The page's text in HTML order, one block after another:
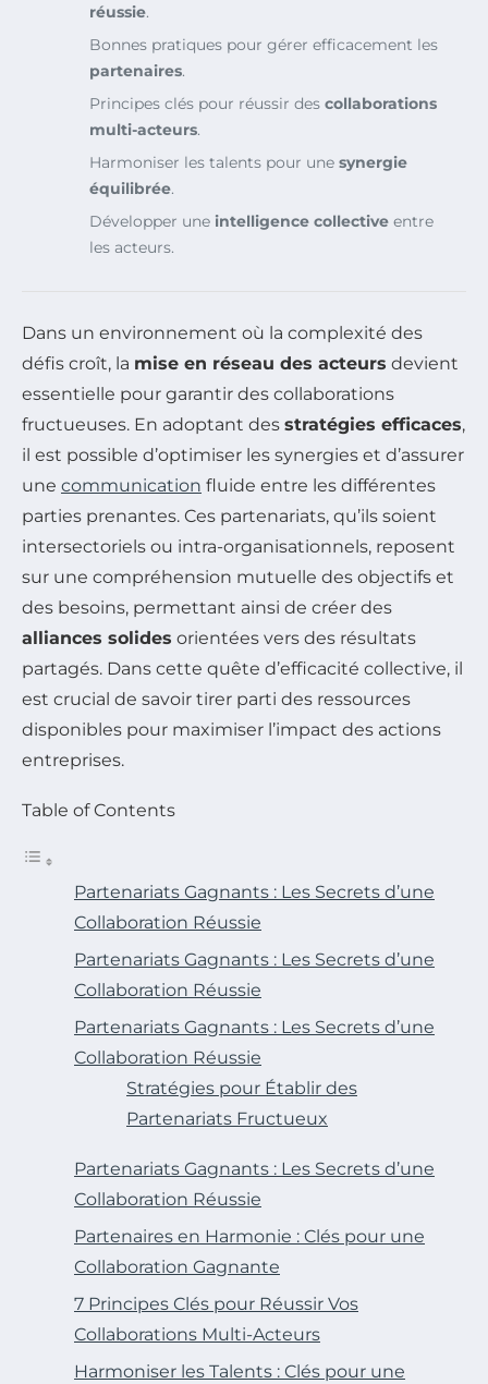
réussie.
Bonnes pratiques pour gérer efficacement les
partenaires.
Principes clés pour réussir des collaborations
multi-acteurs.
Harmoniser les talents pour une synergie
équilibrée.
Développer une intelligence collective entre
les acteurs.
Dans un environnement où la complexité des
défis croît, la mise en réseau des acteurs devient
essentielle pour garantir des collaborations
fructueuses. En adoptant des stratégies efficaces,
il est possible d’optimiser les synergies et d’assurer
une communication fluide entre les différentes
parties prenantes. Ces partenariats, qu’ils soient
intersectoriels ou intra-organisationnels, reposent
sur une compréhension mutuelle des objectifs et
des besoins, permettant ainsi de créer des
alliances solides orientées vers des résultats
partagés. Dans cette quête d’efficacité collective, il
est crucial de savoir tirer parti des ressources
disponibles pour maximiser l’impact des actions
entreprises.
Table of Contents
Partenariats Gagnants : Les Secrets d’une
Collaboration Réussie
Partenariats Gagnants : Les Secrets d’une
Collaboration Réussie
Partenariats Gagnants : Les Secrets d’une
Collaboration Réussie
Stratégies pour Établir des
Partenariats Fructueux
Partenariats Gagnants : Les Secrets d’une
Collaboration Réussie
Partenaires en Harmonie : Clés pour une
Collaboration Gagnante
7 Principes Clés pour Réussir Vos
Collaborations Multi-Acteurs
Harmoniser les Talents : Clés pour une